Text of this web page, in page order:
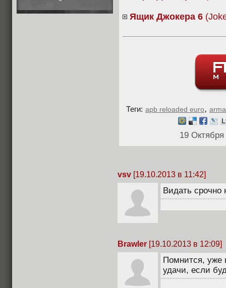
Ящик Джокера 6
Теги: apb reloaded euro,
19
vsv [19.10.2013 в 11:42]
Видать срочно
Brawler [19.10.2013 в 12:09]
Помнится, уже
удачи, если